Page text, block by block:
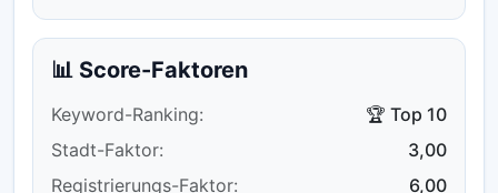
📊 Score-Faktoren
Keyword-Ranking:
🏆 Top 10
Stadt-Faktor:
3,00
Registrierungs-Faktor:
6,00